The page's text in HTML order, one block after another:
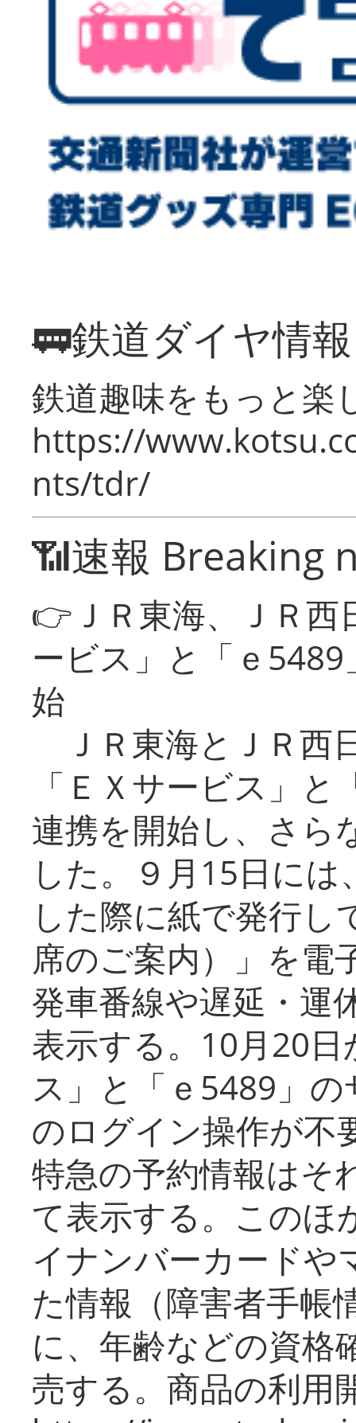
🚃鉄道ダイヤ情
鉄道趣味をもっと楽
https://
nts/tdr/
📶速報 Breaking
👉ＪＲ東海、ＪＲ
ービス」と「ｅ
始
ＪＲ東海とＪＲ西
「ＥＸサービス」
連携を開始し、さら
した。９月15日に
した際に紙で発行し
席のご案内）」を電
発車番線や遅延・運
表示する。10月20
ス」と「ｅ5489」
のログイン操作が不
特急の予約情報はそ
て表示する。このほ
イナンバーカードや
た情報（障害者手帳
に、年齢などの資格
売する。商品の利用